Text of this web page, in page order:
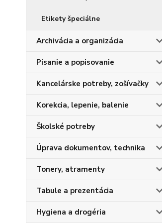
Etikety špeciálne
Archivácia a organizácia
Písanie a popisovanie
Kancelárske potreby, zošívačky
Korekcia, lepenie, balenie
Školské potreby
Úprava dokumentov, technika
Tonery, atramenty
Tabule a prezentácia
Hygiena a drogéria